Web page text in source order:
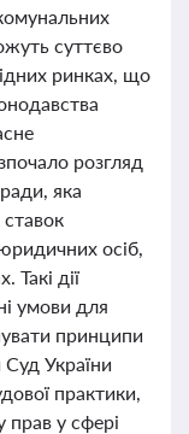
суттєво
ринках, що
розгляд
яка
ставок
осіб,
дії
умови для
принципи
Суд України
практики,
прав у сфері